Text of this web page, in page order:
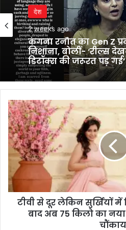
देश
2 weeks ago
कंगना रनौत का Gen Z
निशाना, बोलीं- ‘रील्स
डिटॉक्स की जरूरत पड़ गई’
टीवी
से
दूर
लेकिन
सुर्खियों
में
प्रिया,
60
किलो
प्लैंकटीवी से दूर लेकिन सुर्खियों में
बाद अब 75 किलो का